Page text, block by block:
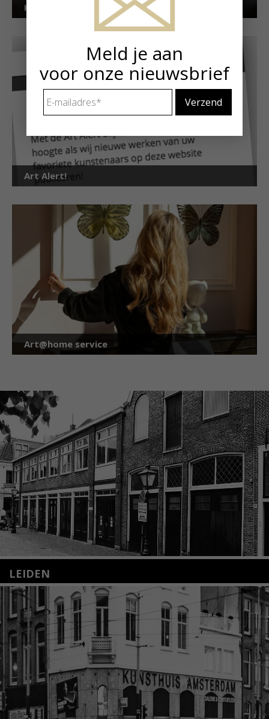
Kunstuitleen voor particulieren
Art Alert!
Art@home service
LEIDEN
Nieuwstraat 35
2312 KA Leiden
+31(0)71 – 52 84 480
info@kunsthuisleiden.nl
Lees meer
Meld je aan
voor onze nieuwsbrief
mailadres *